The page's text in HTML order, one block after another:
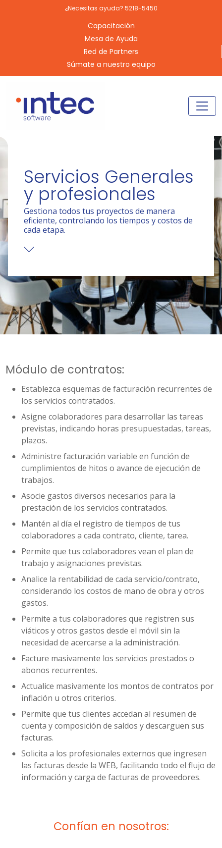
¿Necesitas ayuda? 5218-5450
Capacitación
Mesa de Ayuda
Red de Partners
Súmate a nuestro equipo
Servicios Generales
y profesionales
Gestiona todos tus proyectos de manera
eficiente, controlando los tiempos y costos de
cada etapa.
Módulo de contratos:
Establezca esquemas de facturación recurrentes de
los servicios contratados.
Asigne colaboradores para desarrollar las tareas
previstas, indicando horas presupuestadas, tareas,
plazos.
Administre facturación variable en función de
cumplimientos de hitos o avance de ejecución de
trabajos.
Asocie gastos diversos necesarios para la
prestación de los servicios contratados.
Mantén al día el registro de tiempos de tus
colaboradores a cada contrato, cliente, tarea.
Permite que tus colaboradores vean el plan de
trabajo y asignaciones previstas.
Analice la rentabilidad de cada servicio/contrato,
considerando los costos de mano de obra y otros
gastos.
Permite a tus colaboradores que registren sus
viáticos y otros gastos desde el móvil sin la
necesidad de acercarse a la administración.
Facture masivamente los servicios prestados o
abonos recurrentes.
Actualice masivamente los montos de contratos por
inflación u otros criterios.
Permite que tus clientes accedan al resumen de
cuenta y composición de saldos y descarguen sus
facturas.
Solicita a los profesionales externos que ingresen
las facturas desde la WEB, facilitando todo el flujo de
información y carga de facturas de proveedores.
Confían en nosotros: